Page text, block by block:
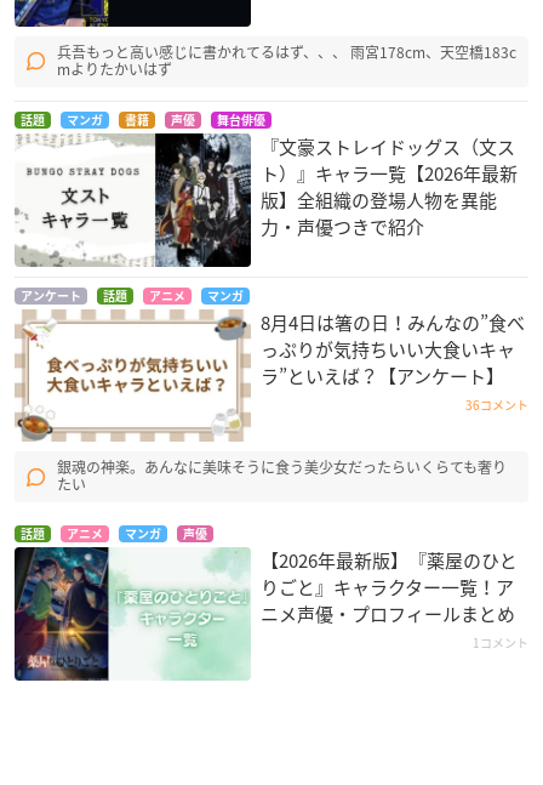
兵吾もっと高い感じに書かれてるはず、、、 雨宮178cm、天空橋183c
mよりたかいはず
話題 マンガ 書籍 声優 舞台俳優
『文豪ストレイドッグス（文ス
ト）』キャラ一覧【2026年最新
版】全組織の登場人物を異能
力・声優つきで紹介
アンケート 話題 アニメ マンガ
8月4日は箸の日！みんなの”食べ
っぷりが気持ちいい大食いキャ
ラ”といえば？【アンケート】
36コメント
銀魂の神楽。あんなに美味そうに食う美少女だったらいくらても奢り
たい
話題 アニメ マンガ 声優
【2026年最新版】『薬屋のひと
りごと』キャラクター一覧！ア
ニメ声優・プロフィールまとめ
1コメント